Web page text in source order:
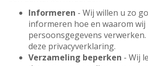
Informeren - Wij willen u zo
informeren hoe en waarom wij
persoonsgegevens
deze privacyverklaring.
Verzameling beperken - Wij